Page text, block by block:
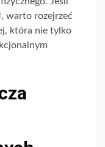
warto rozejrzeć
która nie tylko